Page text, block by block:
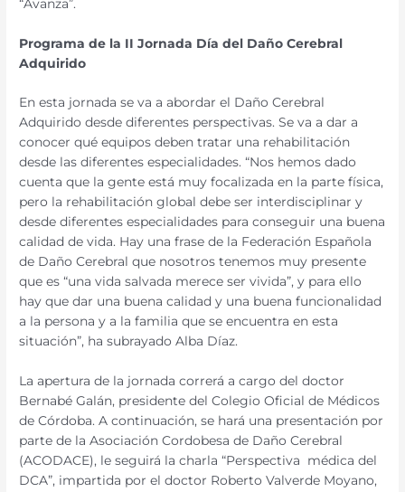
“Avanza”.
Programa de la II Jornada Día del Daño Cerebral
Adquirido
En esta jornada se va a abordar el Daño Cerebral
Adquirido desde diferentes perspectivas. Se va a dar a
conocer qué equipos deben tratar una rehabilitación
desde las diferentes especialidades. “Nos hemos dado
cuenta que la gente está muy focalizada en la parte física,
pero la rehabilitación global debe ser interdisciplinar y
desde diferentes especialidades para conseguir una buena
calidad de vida. Hay una frase de la Federación Española
de Daño Cerebral que nosotros tenemos muy presente
que es “una vida salvada merece ser vivida”, y para ello
hay que dar una buena calidad y una buena funcionalidad
a la persona y a la familia que se encuentra en esta
situación”, ha subrayado Alba Díaz.
La apertura de la jornada correrá a cargo del doctor
Bernabé Galán, presidente del Colegio Oficial de Médicos
de Córdoba. A continuación, se hará una presentación por
parte de la Asociación Cordobesa de Daño Cerebral
(ACODACE), le seguirá la charla “Perspectiva médica del
DCA”, impartida por el doctor Roberto Valverde Moyano,